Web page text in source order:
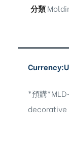
分類
*預購